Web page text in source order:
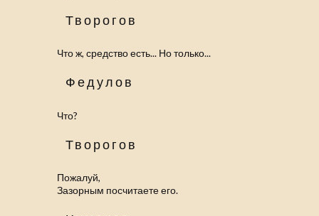
Творогов
Что ж, средство есть... Но только...
Федулов
Что?
Творогов
Пожалуй,
Зазорным посчитаете его.